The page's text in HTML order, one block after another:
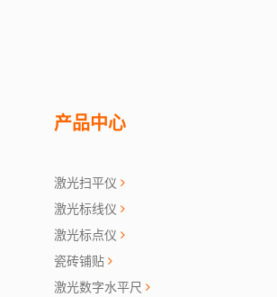
产品中心
激光扫平仪
激光标线仪
激光标点仪
瓷砖铺贴
激光数字水平尺